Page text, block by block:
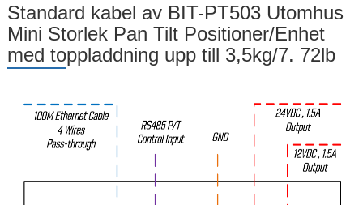
Standard kabel av BIT-PT503 Utomhus
Mini Storlek Pan Tilt Positioner/Enhet
med toppladdning upp till 3,5kg/7. 72lb